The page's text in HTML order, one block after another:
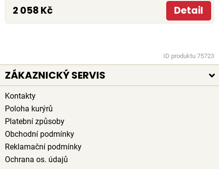
2 058 Kč Detail
ID produktu 75723
ZÁKAZNICKÝ SERVIS
Kontakty
Poloha kurýrů
Platební způsoby
Obchodní podmínky
Reklamační podmínky
Ochrana os. údajů